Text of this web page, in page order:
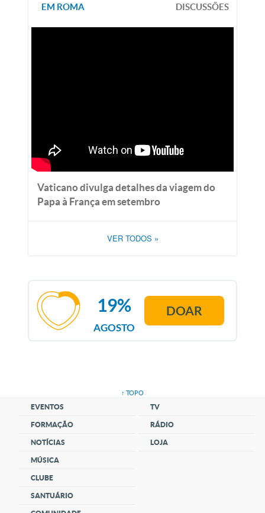
EM ROMA DISCUSSÕES
Vaticano divulga detalhes da viagem do
Papa à França em setembro
VER TODOS »
AGOSTO
19% DOAR
↑ TOPO
EVENTOS
FORMAÇÃO
NOTÍCIAS
MÚSICA
CLUBE
SANTUÁRIO
TV
RÁDIO
LOJA